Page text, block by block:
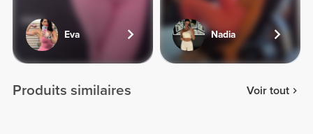
Eva Nadia
Produits similaires Voir tout